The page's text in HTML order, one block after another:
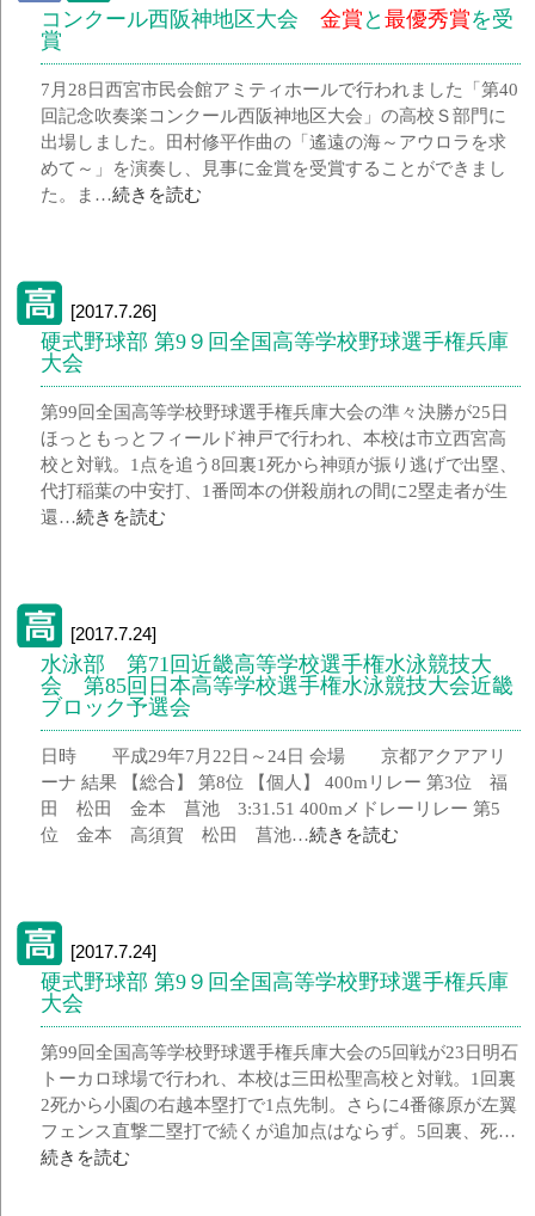
コンクール西阪神地区大会金賞 と最優秀賞を受
賞
7月28日西宮市民会館アミティホールで行われました「第40
回記念吹奏楽コンクール西阪神地区大会」の高校Ｓ部門に
出場しました。田村修平作曲の「遙遠の海～アウロラを求
めて～」を演奏し、見事に金賞を受賞することができまし
た。ま…続きを読む
[2017.7.26]
硬式野球部 第9９回全国高等学校野球選手権兵庫
大会
第99回全国高等学校野球選手権兵庫大会の準々決勝が25日
ほっともっとフィールド神戸で行われ、本校は市立西宮高
校と対戦。1点を追う8回裏1死から神頭が振り逃げで出塁、
代打稲葉の中安打、1番岡本の併殺崩れの間に2塁走者が生
還…続きを読む
[2017.7.24]
水泳部 第71回近畿高等学校選手権水泳競技大
会 第85回日本高等学校選手権水泳競技大会近畿
ブロック予選会
日時 平成29年7月22日～24日 会場 京都アクアアリ
ーナ 結果 【総合】 第8位 【個人】 400mリレー 第3位 福
田 松田 金本 菖池 3:31.51 400mメドレーリレー 第5
位 金本 高須賀 松田 菖池…続きを読む
[2017.7.24]
硬式野球部 第9９回全国高等学校野球選手権兵庫
大会
第99回全国高等学校野球選手権兵庫大会の5回戦が23日明石
トーカロ球場で行われ、本校は三田松聖高校と対戦。1回裏
2死から小園の右越本塁打で1点先制。さらに4番篠原が左翼
フェンス直撃二塁打で続くが追加点はならず。5回裏、死…
続きを読む